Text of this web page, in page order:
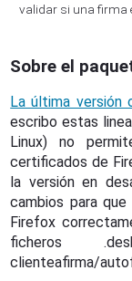
validar si una firma
Sobre el
La última versión
escribo estas
Linux) no
certificados de
la versión en
cambios para
Firefox
ficheros
clienteafirma/